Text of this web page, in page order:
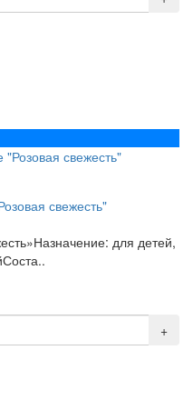
свежесть"
для детей,
+